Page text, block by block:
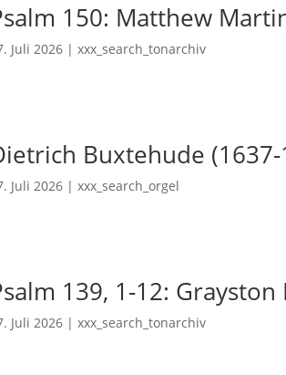
150: Matthew
Juli 2026 |xxx_search_tonarchiv
Buxtehude
Juli 2026 |xxx_search_orgel
139, 1-12:
Juli 2026 |xxx_search_tonarchiv